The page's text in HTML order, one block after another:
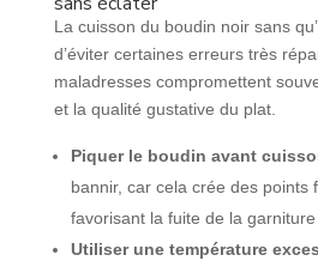
La cuisson du boudin noir sans
d’éviter certaines erreurs très
maladresses compromettent
et la qualité gustative du plat.
Piquer le boudin avant
bannir, car cela crée des points
favorisant la fuite de la
Utiliser une température